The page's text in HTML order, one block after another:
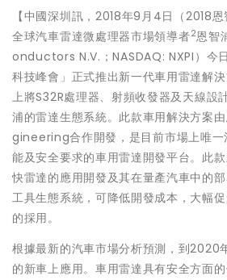
【中國深圳訊，2018年9月4日（2018恩
全球汽車雷達微處理器市場領導者2恩智
onductors N.V.；NASDAQ: NXPI）今
科技峰會」正式推出新一代車用雷達解
上將S32R處理器、射頻收發器及天線設
浦的雷達生態系統。此款車用解決方案
gineering合作開發，是目前市場上唯一
能及安全要求的車用雷達開發平台。此
快雷達的應用開發及其在量產汽車中的
工具生態系統，可降低開發成本，大幅
的採用。
根據最新的汽車市場分析預測，到2020
的新車上應用。車用雷達具有安全方面